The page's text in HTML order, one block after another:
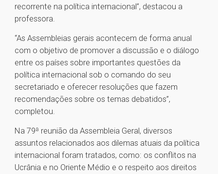
recorrente na política internacional”, destacou a
professora.
“As Assembleias gerais acontecem de forma anual
com o objetivo de promover a discussão e o diálogo
entre os países sobre importantes questões da
política internacional sob o comando do seu
secretariado e oferecer resoluções que fazem
recomendações sobre os temas debatidos”,
completou.
Na 79ª reunião da Assembleia Geral, diversos
assuntos relacionados aos dilemas atuais da política
internacional foram tratados, como: os conflitos na
Ucrânia e no Oriente Médio e o respeito aos direitos